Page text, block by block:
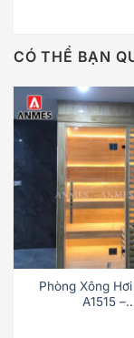
CÓ THỂ BẠN
Phòng Xông
A1515 –